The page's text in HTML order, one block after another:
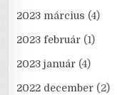
2023 március (4)
2023 február (1)
2023 január (4)
2022 december (2)